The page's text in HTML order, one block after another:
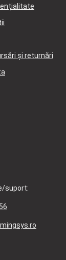
și returnări
suport: